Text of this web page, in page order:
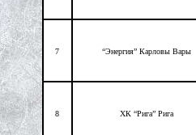
7 “Энергия” Карловы Вары
8 ХК “Рига” Рига